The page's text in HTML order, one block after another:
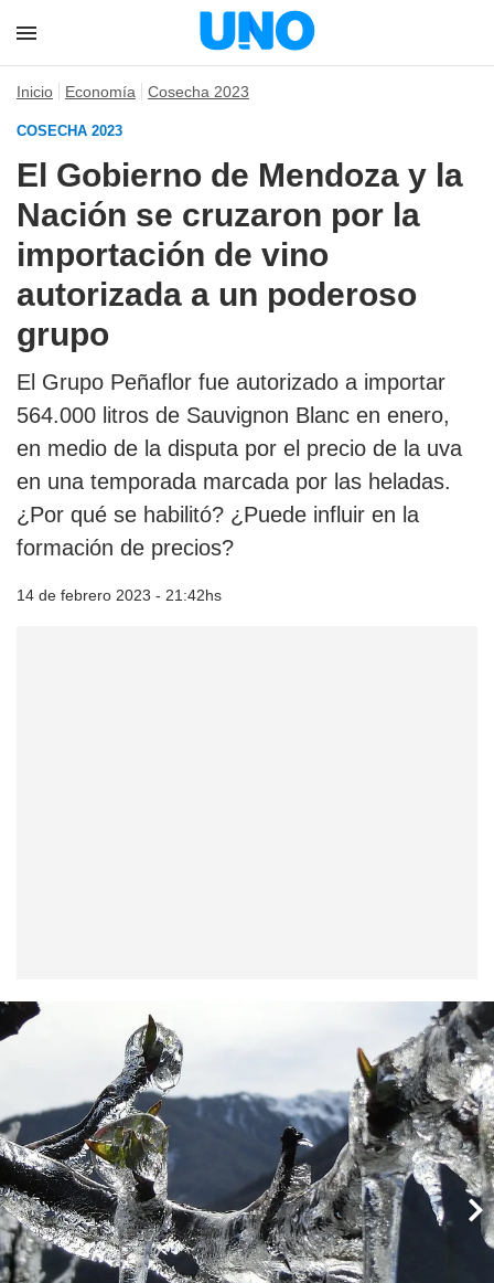
Inicio Economía Cosecha 2023
COSECHA 2023
El Gobierno de Mendoza y la
Nación se cruzaron por la
importación de vino
autorizada a un poderoso
grupo
El Grupo Peñaflor fue autorizado a importar
564.000 litros de Sauvignon Blanc en enero,
en medio de la disputa por el precio de la uva
en una temporada marcada por las heladas.
¿Por qué se habilitó? ¿Puede influir en la
formación de precios?
14 de febrero 2023 - 21:42hs